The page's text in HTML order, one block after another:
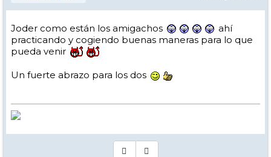
Joder como están los amigachos
ahí
practicando y cogiendo buenas maneras para lo que
pueda venir
Un fuerte abrazo para los dos